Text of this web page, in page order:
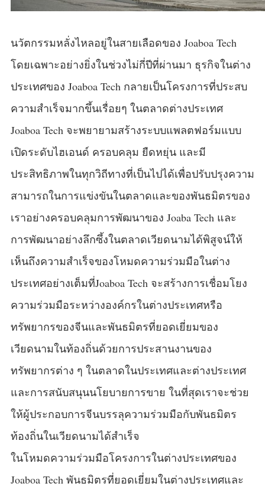
นวัตกรรมหลั่งไหลอยู่ในสายเลือดของ Joaboa Tech
โดยเฉพาะอย่างยิ่งในช่วงไม่กี่ปีที่ผ่านมา ธุรกิจในต่าง
ประเทศของ Joaboa Tech กลายเป็นโครงการที่ประสบ
ความสำเร็จมากขึ้นเรื่อยๆ ในตลาดต่างประเทศ
Joaboa Tech จะพยายามสร้างระบบแพลตฟอร์มแบบ
เปิดระดับไฮเอนด์ ครอบคลุม ยืดหยุ่น และมี
ประสิทธิภาพในทุกวิถีทางที่เป็นไปได้เพื่อปรับปรุงความ
สามารถในการแข่งขันในตลาดและของพันธมิตรของ
เราอย่างครอบคลุมการพัฒนาของ Joaba Tech และ
การพัฒนาอย่างลึกซึ้งในตลาดเวียดนามได้พิสูจน์ให้
เห็นถึงความสำเร็จของโหมดความร่วมมือในต่าง
ประเทศอย่างเต็มที่Joaboa Tech จะสร้างการเชื่อมโยง
ความร่วมมือระหว่างองค์กรในต่างประเทศหรือ
ทรัพยากรของจีนและพันธมิตรที่ยอดเยี่ยมของ
เวียดนามในท้องถิ่นด้วยการประสานงานของ
ทรัพยากรต่าง ๆ ในตลาดในประเทศและต่างประเทศ
และการสนับสนุนนโยบายการขาย ในที่สุดเราจะช่วย
ให้ผู้ประกอบการจีนบรรลุความร่วมมือกับพันธมิตร
ท้องถิ่นในเวียดนามได้สำเร็จ
ในโหมดความร่วมมือโครงการในต่างประเทศของ
Joaboa Tech พันธมิตรที่ยอดเยี่ยมในต่างประเทศและ